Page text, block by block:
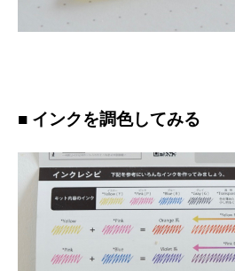
■ インクを調色してみる